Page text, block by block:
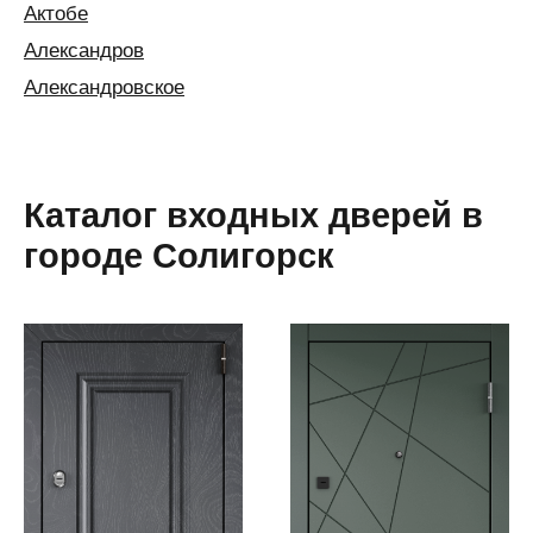
Актобе
Александров
Александровское
Алушта
Альметьевск
Анапа
Анжеро-
Судженск
Аргаяш
Каталог входных дверей в
городе Солигорск